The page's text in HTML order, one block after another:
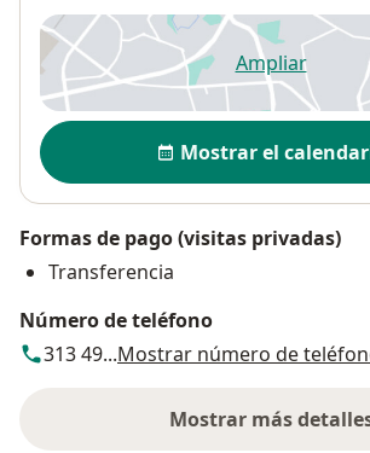
Ampliar
se abre
Disponibilidad
Mostrar el
Formas de pago (visitas privadas)
Transferencia
Número de teléfono
313 49...Mostrar número de
Mostrar mássobre la